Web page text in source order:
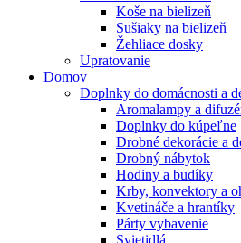
Koše na bielizeň
Sušiaky na bielizeň
Žehliace dosky
Upratovanie
Domov
Doplnky do domácnosti a
Aromalampy a
Doplnky do kúpeľne
Drobné dekorácie a
Drobný nábytok
Hodiny a budíky
Krby, konvektory a
Kvetináče a hrantíky
Párty vybavenie
Svietidlá